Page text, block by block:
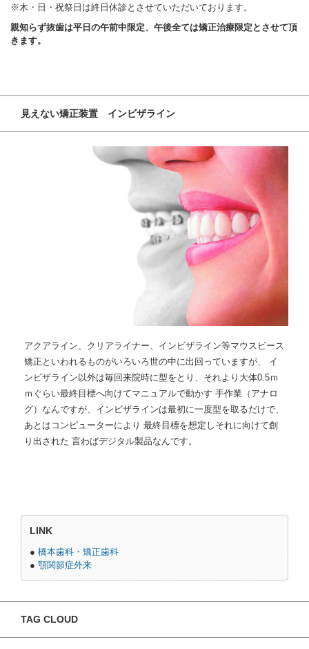
※木・日・祝祭日は終日休診とさせていただいております。
親知らず抜歯は平日の午前中限定、午後全ては矯正治療限定とさせて頂
きます。
見えない矯正装置 インビザライン
アクアライン、クリアライナー、インビザライン等マウスピース
矯正といわれるものがいろいろ世の中に出回っていますが、 イ
ンビザライン以外は毎回来院時に型をとり、それより大体0.5ｍ
ｍぐらい最終目標へ向けてマニュアルで動かす 手作業（アナロ
グ）なんですが、インビザラインは最初に一度型を取るだけで、
あとはコンピューターにより 最終目標を想定しそれに向けて創
り出された 言わばデジタル製品なんです。
LINK
● 橋本歯科・矯正歯科
● 顎関節症外来
TAG CLOUD